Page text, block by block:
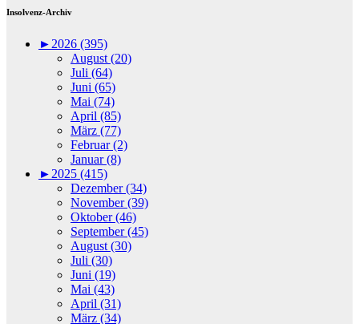
Insolvenz-Archiv
► 2026 (395)
August (20)
Juli (64)
Juni (65)
Mai (74)
April (85)
März (77)
Februar (2)
Januar (8)
► 2025 (415)
Dezember (34)
November (39)
Oktober (46)
September (45)
August (30)
Juli (30)
Juni (19)
Mai (43)
April (31)
März (34)